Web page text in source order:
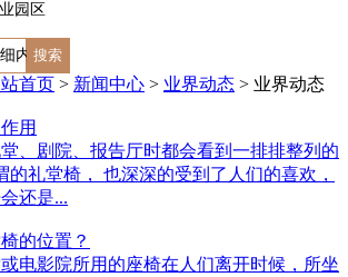
园区
首页 > 新闻中心 > 业界动态 > 业界动态
用
、剧院、报告厅时都会看到一排排整列的
礼堂椅， 也深深的受到了人们的喜欢，
还是...
的位置？
电影院所用的座椅在人们离开时候，所坐